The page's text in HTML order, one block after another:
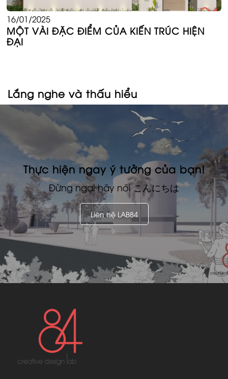
16/01/2025
MỘT VÀI ĐẶC ĐIỂM CỦA KIẾN TRÚC HIỆN
ĐẠI
Lắng nghe và thấu hiểu
Thực hiện ngay ý tưởng của bạn!
Đừng ngại hãy nóiこんにちは
Liên hệ LAB84